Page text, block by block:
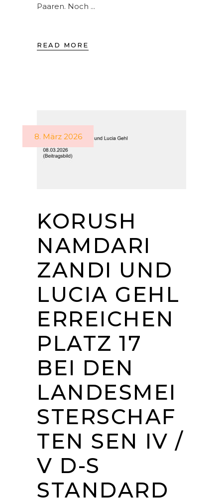
Paaren. Noch
READ MORE
8. März 2026
KORUSH
NAMDARI
ZANDI UND
LUCIA GEHL
ERREICHEN
PLATZ 17
BEI DEN
LANDESMEI
STERSCHAF
TEN SEN IV /
V D-S
STANDARD